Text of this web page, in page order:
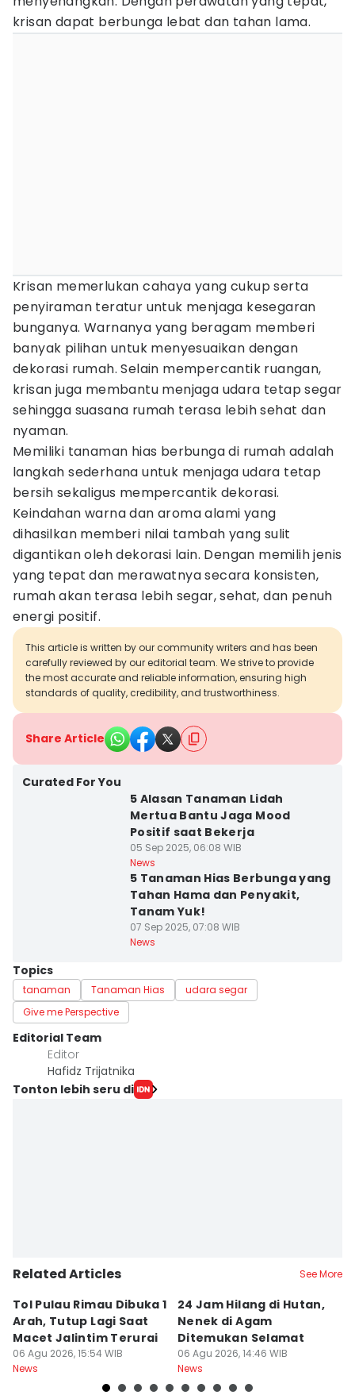
krisan dapat berbunga lebat dan tahan lama.
Krisan memerlukan cahaya yang cukup serta
penyiraman teratur untuk menjaga kesegaran
bunganya. Warnanya yang beragam memberi
banyak pilihan untuk menyesuaikan dengan
dekorasi rumah. Selain mempercantik ruangan,
krisan juga membantu menjaga udara tetap segar
sehingga suasana rumah terasa lebih sehat dan
nyaman.
Memiliki tanaman hias berbunga di rumah adalah
langkah sederhana untuk menjaga udara tetap
bersih sekaligus mempercantik dekorasi.
Keindahan warna dan aroma alami yang
dihasilkan memberi nilai tambah yang sulit
digantikan oleh dekorasi lain. Dengan memilih jenis
yang tepat dan merawatnya secara konsisten,
rumah akan terasa lebih segar, sehat, dan penuh
energi positif.
This article is written by our community writers and has been
carefully reviewed by our editorial team. We strive to provide
the most accurate and reliable information, ensuring high
standards of quality, credibility, and trustworthiness.
Share Article
Curated For You
5 Alasan Tanaman Lidah
Mertua Bantu Jaga Mood
Positif saat Bekerja
05 Sep 2025, 06:08 WIB
News
5 Tanaman Hias Berbunga yang
Tahan Hama dan Penyakit,
Tanam Yuk!
07 Sep 2025, 07:08 WIB
News
Topics
tanaman Tanaman Hias
udara segar
Give me Perspective
Editorial Team
Editor
Hafidz Trijatnika
Tonton lebih seru di
Related Articles See More
Tol Pulau Rimau Dibuka 1
Arah, Tutup Lagi Saat
Macet Jalintim Terurai
06 Agu 2026, 15:54 WIB
News
24 Jam Hilang di Hutan,
Nenek di Agam
Ditemukan Selamat
06 Agu 2026, 14:46 WIB
News